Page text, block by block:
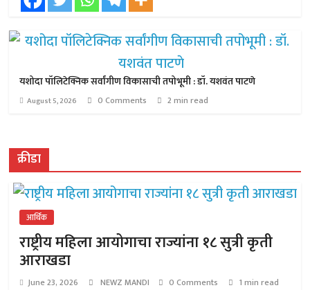
यशोदा पॉलिटेक्निक सर्वांगीण विकासाची तपोभूमी : डॉ. यशवंत पाटणे
August 5, 2026 0 Comments 2 min read
क्रीडा
आर्थिक
राष्ट्रीय महिला आयोगाचा राज्यांना १८ सुत्री कृती
आराखडा
June 23, 2026 NEWZ MANDI 0 Comments 1 min read